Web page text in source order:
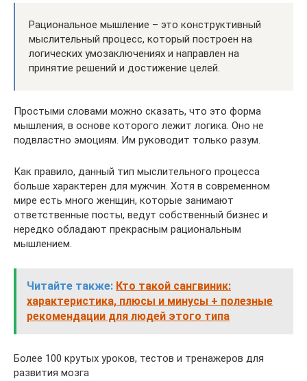
Рациональное мышление – это конструктивный
мыслительный процесс, который построен на
логических умозаключениях и направлен на
принятие решений и достижение целей.
Простыми словами можно сказать, что это форма
мышления, в основе которого лежит логика. Оно не
подвластно эмоциям. Им руководит только разум.
Как правило, данный тип мыслительного процесса
больше характерен для мужчин. Хотя в современном
мире есть много женщин, которые занимают
ответственные посты, ведут собственный бизнес и
нередко обладают прекрасным рациональным
мышлением.
Читайте также: Кто такой сангвиник:
характеристика, плюсы и минусы + полезные
рекомендации для людей этого типа
Более 100 крутых уроков, тестов и тренажеров для
развития мозга